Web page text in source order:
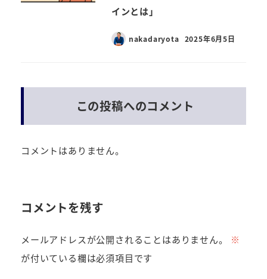
インとは」
nakadaryota 2025年6月5日
この投稿へのコメント
コメントはありません。
コメントを残す
メールアドレスが公開されることはありません。
※
が付いている欄は必須項目です